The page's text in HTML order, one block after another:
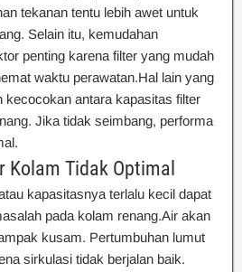
tekanan tentu lebih awet untuk
Selain itu, kemudahan
penting karena filter yang mudah
waktu perawatan.Hal lain yang
kecocokan antara kapasitas filter
Jika tidak seimbang, performa
Kolam Tidak Optimal
kapasitasnya terlalu kecil dapat
pada kolam renang.Air akan
kusam. Pertumbuhan lumut
sirkulasi tidak berjalan baik.